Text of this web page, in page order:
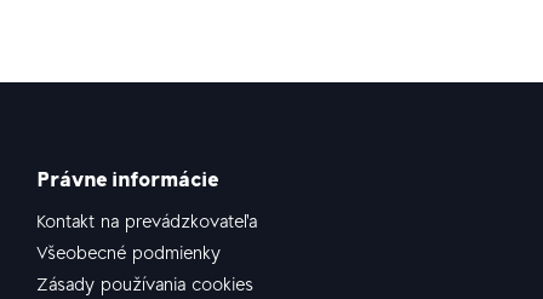
Právne informácie
Kontakt na prevádzkovateľa
Všeobecné podmienky
Zásady používania cookies